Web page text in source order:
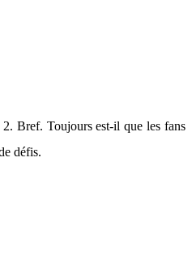
Bref. Toujours est-il que les fans
défis.